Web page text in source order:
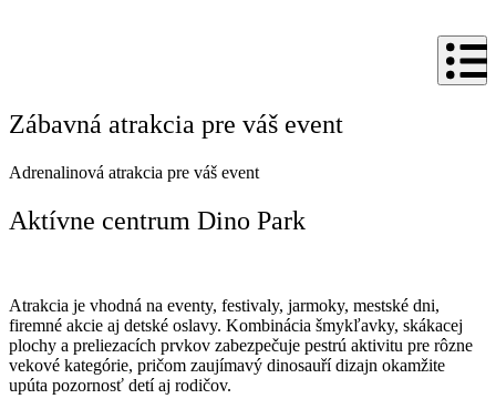
Zábavná atrakcia pre váš event
Adrenalinová atrakcia pre váš event
Aktívne centrum Dino Park
Atrakcia je vhodná na eventy, festivaly, jarmoky, mestské dni,
firemné akcie aj detské oslavy. Kombinácia šmykľavky, skákacej
plochy a preliezacích prvkov zabezpečuje pestrú aktivitu pre rôzne
vekové kategórie, pričom zaujímavý dinosauří dizajn okamžite
upúta pozornosť detí aj rodičov.